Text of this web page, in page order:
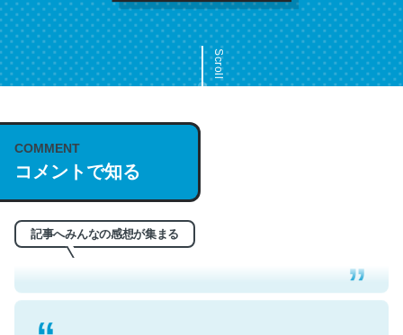
Scroll
COMMENT
コメントで知る
記事へみんなの感想が集まる
これは名文。彼はとてもクレバーなんだろうなと凄く思
う。英語少しでも読める人は原文もお勧め。自分はこの流
─今のこの状況が信じられるかい？ by ラーズ・ヌートバー